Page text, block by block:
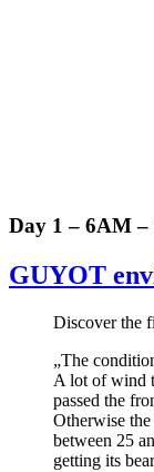
Day 1 – 6AM
GUYOT
Discover the
„The
A lot of wind
passed the
Otherwise
between 25
getting its